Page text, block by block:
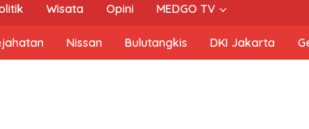
Wisata Opini MEDGO TV
Nissan Bulutangkis DKI Jakarta